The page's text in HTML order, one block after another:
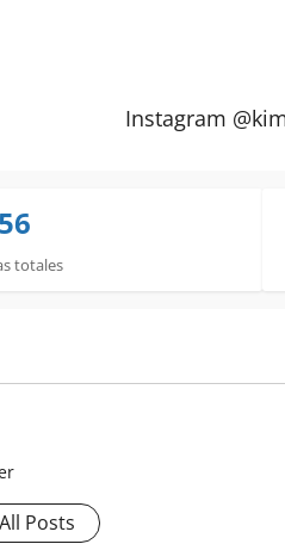
Instagram
56
totales
Posts